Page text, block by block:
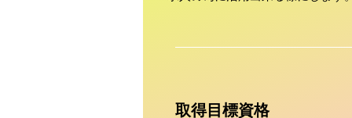
取得目標資格